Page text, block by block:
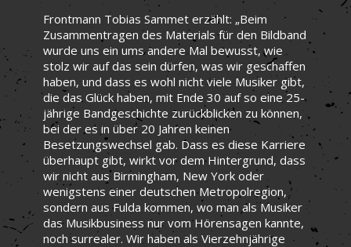
Frontmann Tobias Sammet erzählt: „Beim
Zusammentragen des Materials für den Bildband
wurde uns ein ums andere Mal bewusst, wie
stolz wir auf das sein dürfen, was wir geschaffen
haben, und dass es wohl nicht viele Musiker gibt,
die das Glück haben, mit Ende 30 auf so eine 25-
jährige Bandgeschichte zurückblicken zu können,
bei der es in über 20 Jahren keinen
Besetzungswechsel gab. Dass es diese Karriere
überhaupt gibt, wirkt vor dem Hintergrund, dass
wir nicht aus Birmingham, New York oder
wenigstens einer deutschen Metropolregion,
sondern aus Fulda kommen, wo man als Musiker
das Musikbusiness nur vom Hörensagen kannte,
noch surrealer. Wir haben als Vierzehnjährige